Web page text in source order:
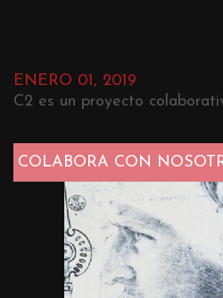
ENERO 01, 2019
C2 es un proyecto
COLABORA CON